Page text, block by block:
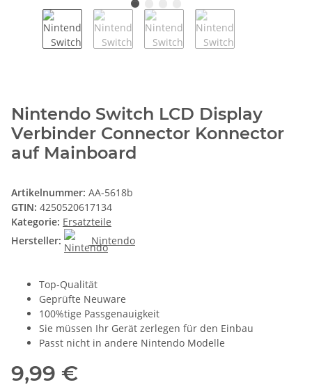
Nintendo Switch LCD Display
Verbinder Connector Konnector
auf Mainboard
Artikelnummer: AA-5618b
GTIN: 4250520617134
Kategorie: Ersatzteile
Hersteller:
Nintendo
Top-Qualität
Geprüfte Neuware
100%tige Passgenauigkeit
Sie müssen Ihr Gerät zerlegen für den Einbau
Passt nicht in andere Nintendo Modelle
9,99 €